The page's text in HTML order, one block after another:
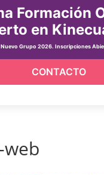
Formación
en
Nuevo Grupo 2026. Inscripciones
CONTACTO